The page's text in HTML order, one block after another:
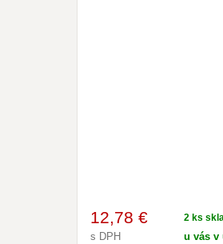
12,78 €
s DPH
2 ks
u vás v